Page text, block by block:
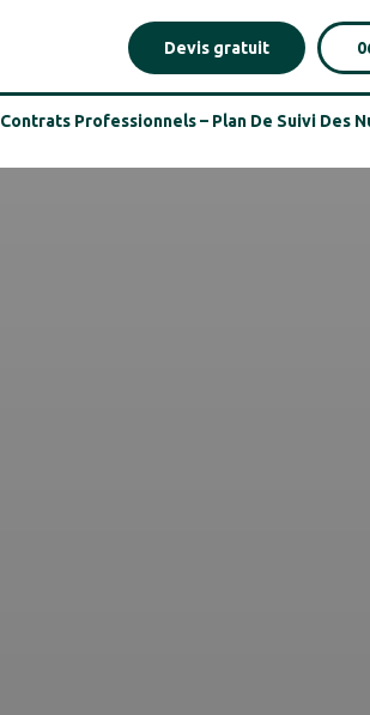
Devis gratuit
Contrats Professionnels – Plan De Suivi Des